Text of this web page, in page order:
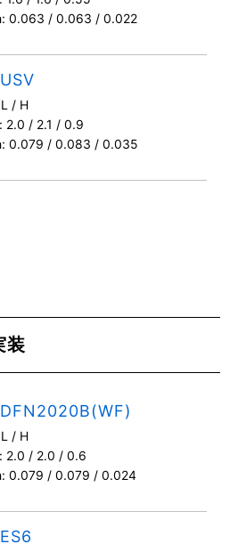
0.063 / 0.063 / 0.022
USV
/ H
2.0 / 2.1 / 0.9
0.079 / 0.083 / 0.035
装
DFN2020B(WF)
/ H
2.0 / 2.0 / 0.6
0.079 / 0.079 / 0.024
ES6